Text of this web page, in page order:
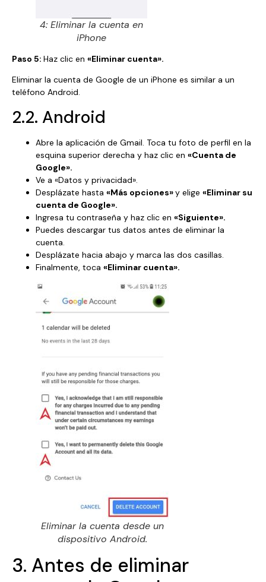
4: Eliminar la cuenta en
iPhone
Paso 5: Haz clic en «Eliminar cuenta».
Eliminar la cuenta de Google de un iPhone es similar a un
teléfono Android.
2.2. Android
Abre la aplicación de Gmail. Toca tu foto de perfil en la
esquina superior derecha y haz clic en «Cuenta de
Google».
Ve a «Datos y privacidad».
Desplázate hasta «Más opciones»y elige «Eliminar su
cuenta de Google».
Ingresa tu contraseña y haz clic en «Siguiente».
Puedes descargar tus datos antes de eliminar la
cuenta.
Desplázate hacia abajo y marca las dos casillas.
Finalmente, toca «Eliminar cuenta».
Eliminar la cuenta desde un
dispositivo Android.
3. Antes de eliminar